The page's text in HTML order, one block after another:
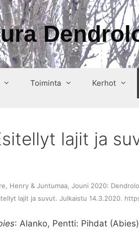
Toiminta Kerhot
lajit ja
Henry & Juntumaa, Jouni 2020:
lajit ja suvut. Julkaistu 14.3.2020.
: Alanko, Pentti: Pihdat